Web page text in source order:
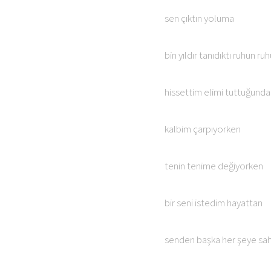
sen çıktın yoluma
bin yıldır tanıdıktı ruhun
hissettim elimi tuttuğunda
kalbim çarpıyorken
tenin tenime değiyorken
bir seni istedim hayattan
senden başka her şeye